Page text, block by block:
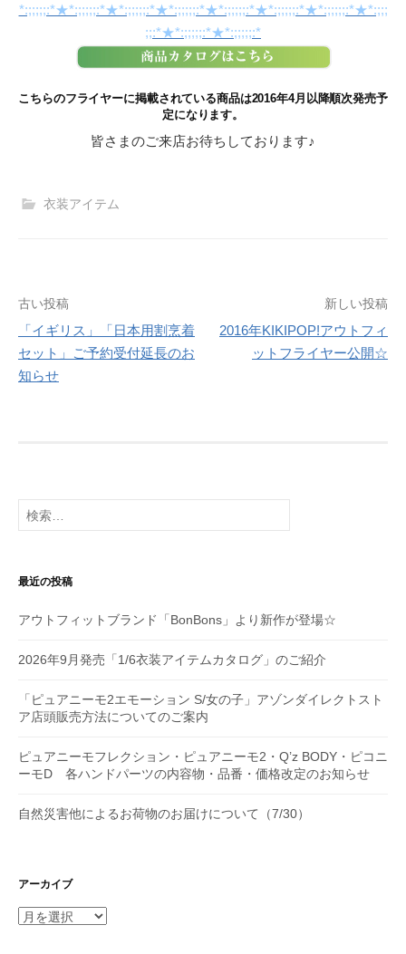
*:;;;;;:*★*:;;;;;:*★*:;;;;;:*★*:;;;;;:*★*:;;;;;:*★*:;;;;;:*★*:;;;;;:*★*:;;;
;;:*★*:;;;;;:*★*:;;;;;:*
こちらのフライヤーに掲載されている商品は2016年4月以降順次発売予
定になります。
皆さまのご来店お待ちしております♪
衣装アイテム
投
稿
ナ
シ
ョ
ン
古い投稿
「イギリス」「日本用割烹着
セット」ご予約受付延長のお
知らせ
新しい投稿
2016年KIKIPOP!アウトフィ
ットフライヤー公開☆
検
索:
最近の投稿
アウトフィットブランド「BonBons」より新作が登場☆
2026年9月発売「1/6衣装アイテムカタログ」のご紹介
「ピュアニーモ2エモーション S/女の子」アゾンダイレクトスト
ア店頭販売方法についてのご案内
ピュアニーモフレクション・ピュアニーモ2・Q’z BODY・ピコニ
ーモD 各ハンドパーツの内容物・品番・価格改定のお知らせ
自然災害他によるお荷物のお届けについて（7/30）
アーカイブ
ア